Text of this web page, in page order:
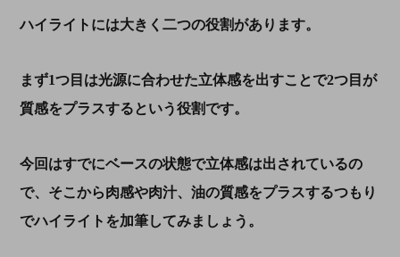
ハイライトには大きく二つの役割があります。
まず1つ目は光源に合わせた立体感を出すことで2つ目が
質感をプラスするという役割です。
今回はすでにベースの状態で立体感は出されているの
で、そこから肉感や肉汁、油の質感をプラスするつもり
でハイライトを加筆してみましょう。